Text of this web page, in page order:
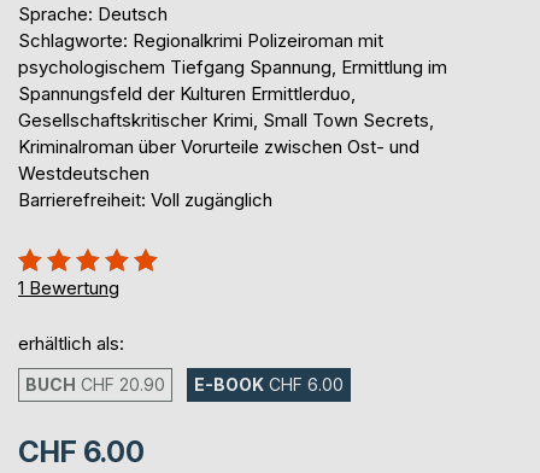
Sprache: Deutsch
Schlagworte: Regionalkrimi Polizeiroman mit
psychologischem Tiefgang Spannung, Ermittlung im
Spannungsfeld der Kulturen Ermittlerduo,
Gesellschaftskritischer Krimi, Small Town Secrets,
Kriminalroman über Vorurteile zwischen Ost- und
Westdeutschen
Barrierefreiheit: Voll zugänglich
Bewertung::
100%
1 Bewertung
erhältlich als:
BUCH CHF 20.90 E-BOOK CHF 6.00
CHF 6.00